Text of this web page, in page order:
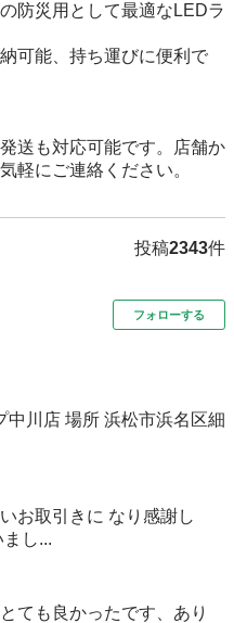
防災用として最適なLEDラ
可能、持ち運びに便利で
送も対応可能です。店舗か
軽にご連絡ください。
投稿2343件
フォローする
中川店 場所 浜松市浜名区細
お取引きに なり感謝し
し...
ても良かったです、あり